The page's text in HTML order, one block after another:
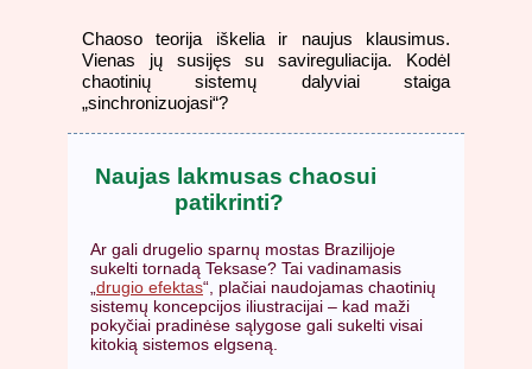
Chaoso teorija iškelia ir naujus klausimus.
Vienas jų susijęs su savireguliacija. Kodėl
chaotinių sistemų dalyviai staiga
„sinchronizuojasi“?
Naujas lakmusas chaosui
patikrinti?
Ar gali drugelio sparnų mostas Brazilijoje
sukelti tornadą Teksase? Tai vadinamasis
„drugio efektas“, plačiai naudojamas chaotinių
sistemų koncepcijos iliustracijai – kad maži
pokyčiai pradinėse sąlygose gali sukelti visai
kitokią sistemos elgseną.